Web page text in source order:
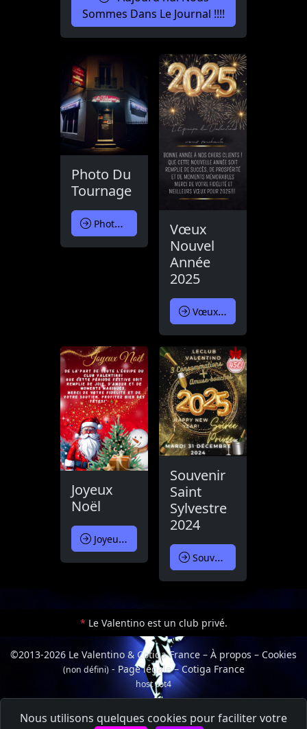
Sommes Dans Le Journal !!!!
Photo Du
Tournage
Photo Du Tournage
Vœux
Nouvel
Année
2025
Vœux Nouvel Année 2025
Joyeux
Noël
Joyeux Noël
Souvenir
Saint
Sylvestre
2024
Souvenir Saint Sylvestre 2024
* Le Valentino est un club privé.
©2013-2026 Le Valentino & Cotiga France – À propos – Cookies
(non défini)- Page légale–Cotiga France
host cot4
Nous utilisons quelques cookies pour faciliter votre